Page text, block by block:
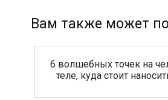
Вам также может
6 волшебных точек на
теле, куда стоит